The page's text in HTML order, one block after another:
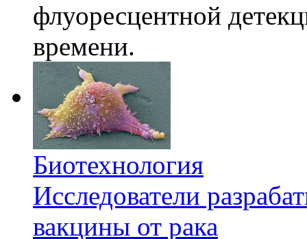
флуоресцентной
времени.
Биотехнология
Исследователи
вакцины от рака